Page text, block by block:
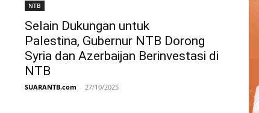
NTB
Selain Dukungan untuk
Palestina, Gubernur NTB Dorong
Syria dan Azerbaijan Berinvestasi di
NTB
SUARANTB.com - 27/10/2025